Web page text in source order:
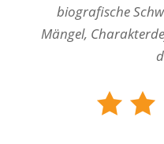
biografische
Mängel,